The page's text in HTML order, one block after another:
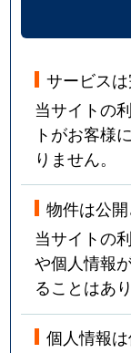
サービス
当サイトの
トがお客様
りません。
物件は公
当サイトの
や個人情報
ることはあ
個人情報